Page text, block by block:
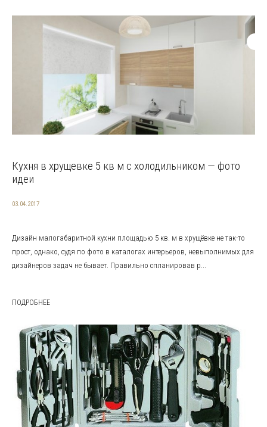
Кухня в хрущевке 5 кв м с холодильником — фото
идеи
03.04.2017
Дизайн малогабаритной кухни площадью 5 кв. м в хрущёвке не так-то
прост, однако, судя по фото в каталогах интерьеров, невыполнимых для
дизайнеров задач не бывает. Правильно спланировав р...
ПОДРОБНЕЕ